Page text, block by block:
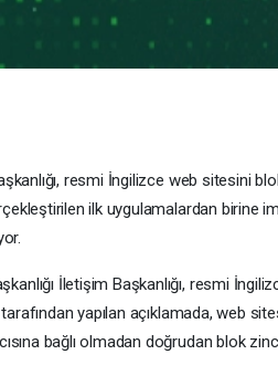
resmi İngilizce web sitesini
ilk uygulamalardan birine
İletişim Başkanlığı, resmi
tarafından yapılan açıklamada, web
bağlı olmadan doğrudan blok